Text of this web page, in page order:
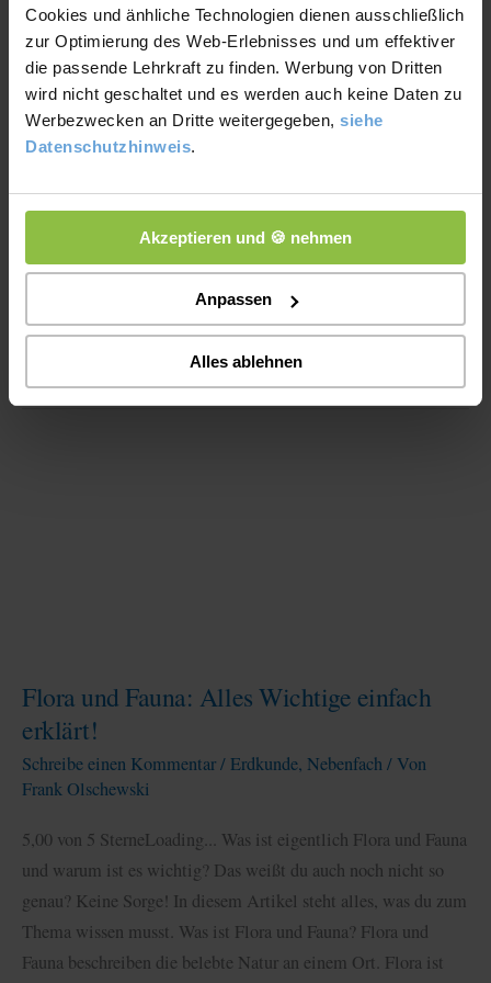
Cookies und änhliche Technologien dienen ausschließlich
zur Optimierung des Web-Erlebnisses und um effektiver
die passende Lehrkraft zu finden. Werbung von Dritten
wird nicht geschaltet und es werden auch keine Daten zu
Werbezwecken an Dritte weitergegeben, siehe
Datenschutzhinweis.
Akzeptieren und 🍪 nehmen
Anpassen
Alles ablehnen
Wie entsteht Wind? – einfach erklärt
Schreibe einen Kommentar /Biologie,Erdkunde, Nebenfach
VonA. Laumann
Wind ist nichts anderes als bewegte Luft. Doch warum bewegt
In diesem Artikel erfährst du leicht verständlich was Wind ist
welche Windarten es gibt wie wir den Wind nutzen können
Wie
Wind?
Read More »
Flora und Fauna: Alles Wichtige einfach
erklärt!
Schreibe einen Kommentar/ Erdkunde, Nebenfach/ Von
Frank Olschewski
5,00 von 5 SterneLoading... Was ist eigentlich Flora und Fauna
und warum ist es wichtig? Das weißt du auch noch nicht so
genau? Keine Sorge! In diesem Artikel steht alles, was du zum
Thema wissen musst. Was ist Flora und Fauna? Flora und
Fauna beschreiben die belebte Natur an einem Ort. Flora ist